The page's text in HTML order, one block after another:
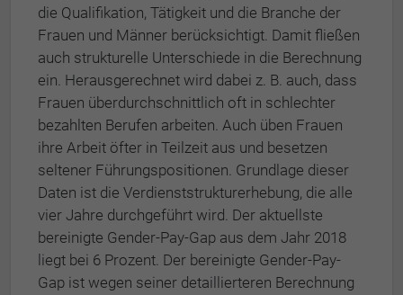
die Qualifikation, Tätigkeit und die Branche der
Frauen und Männer berücksichtigt. Damit fließen
auch strukturelle Unterschiede in die Berechnung
ein. Herausgerechnet wird dabei z. B. auch, dass
Frauen überdurchschnittlich oft in schlechter
bezahlten Berufen arbeiten. Auch üben Frauen
ihre Arbeit öfter in Teilzeit aus und besetzen
seltener Führungspositionen. Grundlage dieser
Daten ist die Verdienststrukturerhebung, die alle
vier Jahre durchgeführt wird. Der aktuellste
bereinigte Gender-Pay-Gap aus dem Jahr 2018
liegt bei 6 Prozent. Der bereinigte Gender-Pay-
Gap ist wegen seiner detaillierteren Berechnung